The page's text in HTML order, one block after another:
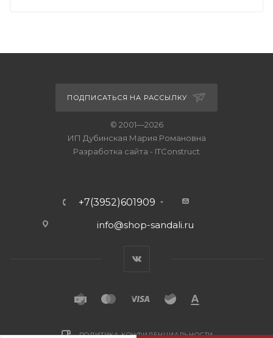
ПОДПИСАТЬСЯ НА РАССЫЛКУ
© 2001—2026
ИП Дубинская Мария Романовна
Разработка сайта - ITConstruct
+7(3952)601909
info@shop-sandali.ru
ПОЛИТИКА КОНФИДЕНЦИАЛЬНОСТИ